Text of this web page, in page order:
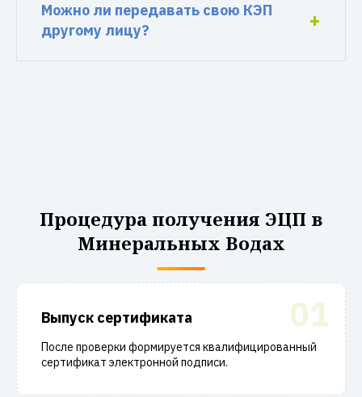
Можно ли передавать свою КЭП
другому лицу?
Процедура получения ЭЦП в
Минеральных Водах
01
Выпуск сертификата
После проверки формируется квалифицированный
сертификат электронной подписи.